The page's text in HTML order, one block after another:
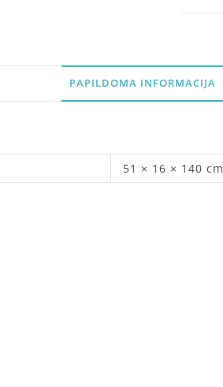
PAPILDOMA INFORMACIJA
51 × 16 × 140 cm